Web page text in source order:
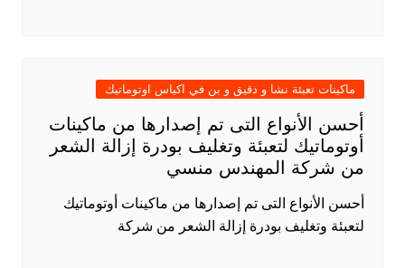
ماكينات تعبئة نشا و دقيق و بن في اكياس اوتوماتيك
أحسن الأنواع التى تم إصدارها من ماكينات
أوتوماتيك لتعبئة وتغليف بودرة إزالة الشعر
من شركة المهندس منسي
أحسن الأنواع التى تم إصدارها من ماكينات أوتوماتيك
لتعبئة وتغليف بودرة إزالة الشعر من شركة